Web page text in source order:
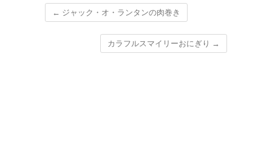
← ジャック・オ・ランタンの肉巻き
カラフルスマイリーおにぎり →